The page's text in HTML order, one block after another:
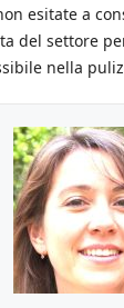
esitate a
del settore
nella